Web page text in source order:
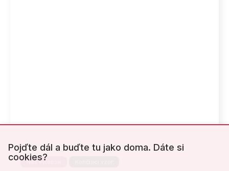
Pojďte dál a buďte tu jako doma. Dáte si
cookies?
Náš výrobok